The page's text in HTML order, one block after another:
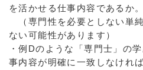
を活かせる仕事内容であるか。
（専門性を必要としない単
ない可能性があります）
・例Dのような「専門士」の
事内容が明確に一致しなけれ